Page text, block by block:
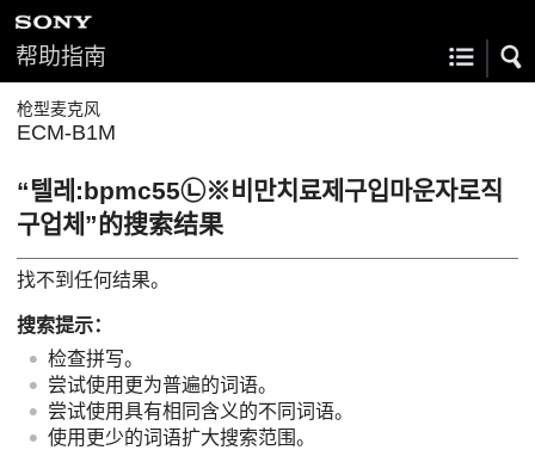
帮助指南
枪型麦克风
ECM-B1M
“텔레:bpmc55㉡※비만치료제구입마운자로직
구업체”的搜索结果
找不到任何结果。
搜索提示：
检查拼写。
尝试使用更为普遍的词语。
尝试使用具有相同含义的不同词语。
使用更少的词语扩大搜索范围。